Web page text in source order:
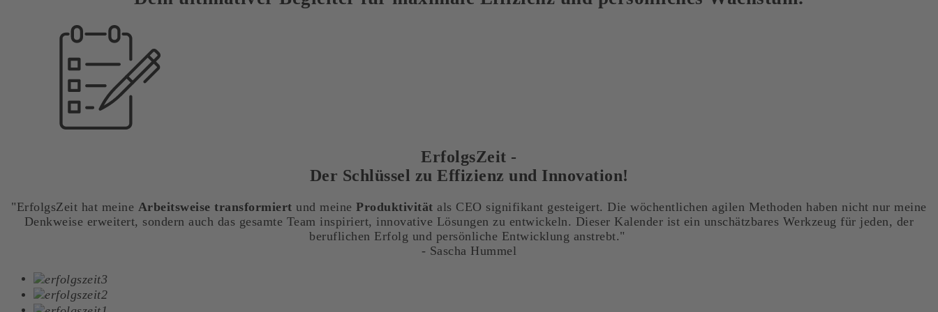
ErfolgsZeit -
Der Schlüssel zu Effizienz und Innovation!
"ErfolgsZeit hat meine Arbeitsweise transformiert und meineProduktivität als CEO signifikant gesteigert. Die wöchentlichen agilen Methoden haben nicht nur meine
Denkweise erweitert, sondern auch das gesamte Team inspiriert, innovative Lösungen zu entwickeln. Dieser Kalender ist ein unschätzbares Werkzeug für jeden, der
beruflichen Erfolg und persönliche Entwicklung anstrebt."
- Sascha Hummel